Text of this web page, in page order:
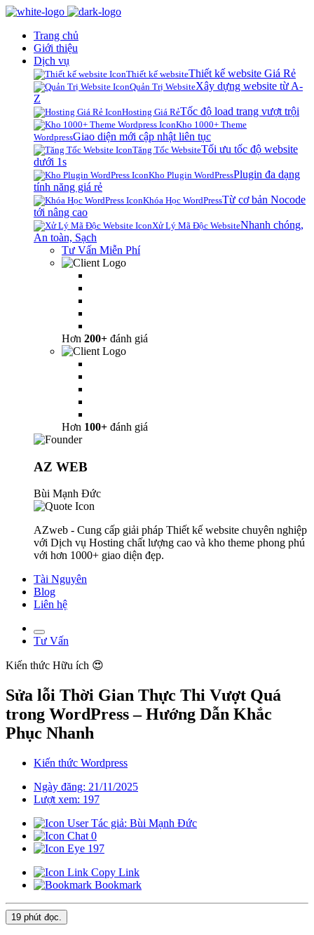
Trang chủ
Giới thiệu
Dịch vụ
Thiết kế websiteThiết kế website Giá Rẻ
Quản Trị WebsiteXây dựng website từ A-
Z
Hosting Giá RẻTốc độ load trang vượt trội
Kho 1000+ Theme
WordpressGiao diện mới cập nhật liên tục
Tăng Tốc WebsiteTối ưu tốc độ website
dưới 1s
Kho Plugin WordPressPlugin đa dạng
tính năng giá rẻ
Khóa Học WordPressTừ cơ bản Nocode
tới nâng cao
Xử Lý Mã Độc WebsiteNhanh chóng,
An toàn, Sạch
Tư Vấn Miễn Phí
Hơn 200+ đánh giá
Hơn 100+ đánh giá
AZ WEB
Bùi Mạnh Đức
AZweb - Cung cấp giải pháp Thiết kế website chuyên nghiệp
với Dịch vụ Hosting chất lượng cao và kho theme phong phú
với hơn 1000+ giao diện đẹp.
Tài Nguyên
Blog
Liên hệ
Tư Vấn
Kiến thức Hữu ích 😍
Sửa lỗi Thời Gian Thực Thi Vượt Quá
trong WordPress – Hướng Dẫn Khắc
Phục Nhanh
Kiến thức Wordpress
Ngày đăng: 21/11/2025
Lượt xem: 197
Tác giả: Bùi Mạnh Đức
0
197
Copy Link
Bookmark
19 phút đọc.